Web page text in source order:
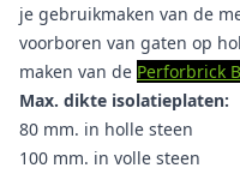
je gebruikmaken van de
voorboren van gaten op
maken van de Perforbrick
Max. dikte isolatieplaten:
80 mm. in holle steen
100 mm. in volle steen